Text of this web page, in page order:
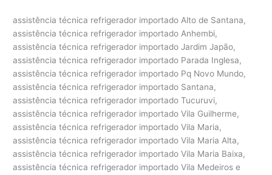
assistência técnica refrigerador importado Alto de Santana,
assistência técnica refrigerador importado Anhembi,
assistência técnica refrigerador importado Jardim Japão,
assistência técnica refrigerador importado Parada Inglesa,
assistência técnica refrigerador importado Pq Novo Mundo,
assistência técnica refrigerador importado Santana,
assistência técnica refrigerador importado Tucuruvi,
assistência técnica refrigerador importado Vila Guilherme,
assistência técnica refrigerador importado Vila Maria,
assistência técnica refrigerador importado Vila Maria Alta,
assistência técnica refrigerador importado Vila Maria Baixa,
assistência técnica refrigerador importado Vila Medeiros e